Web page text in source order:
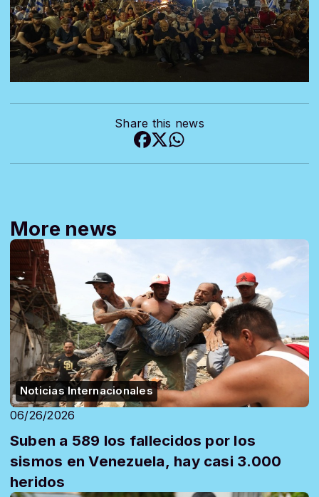
Share this news
More news
Noticias Internacionales
06/26/2026
Suben a 589 los fallecidos por los
sismos en Venezuela, hay casi 3.000
heridos